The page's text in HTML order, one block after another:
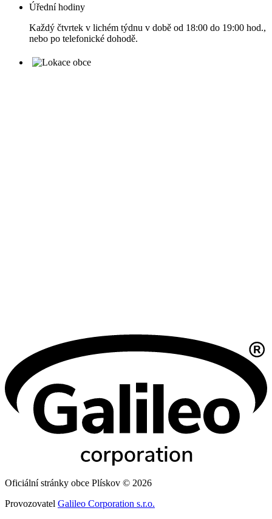
Úřední hodiny
Každý čtvrtek v lichém týdnu v době od 18:00 do 19:00 hod.,
nebo po telefonické dohodě.
Oficiální stránky obce Plískov © 2026
Provozovatel Galileo Corporation s.r.o.